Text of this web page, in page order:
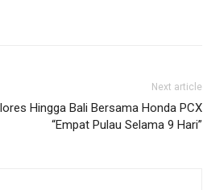
Next article
Hingga Bali Bersama Honda PCX
“Empat Pulau Selama 9 Hari”